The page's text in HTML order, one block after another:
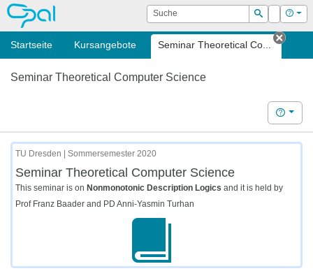
OPAL Suche
Suchen
Login Hilfe
Startseite Kursangebote Seminar Theoretical Co...
Tab
Seminar Theoretical Computer Science
Hilfe
TU Dresden | Sommersemester 2020
Seminar Theoretical Computer Science
This seminar is on Nonmonotonic Description Logicsand it is held by
Prof Franz Baader and PD Anni-Yasmin Turhan